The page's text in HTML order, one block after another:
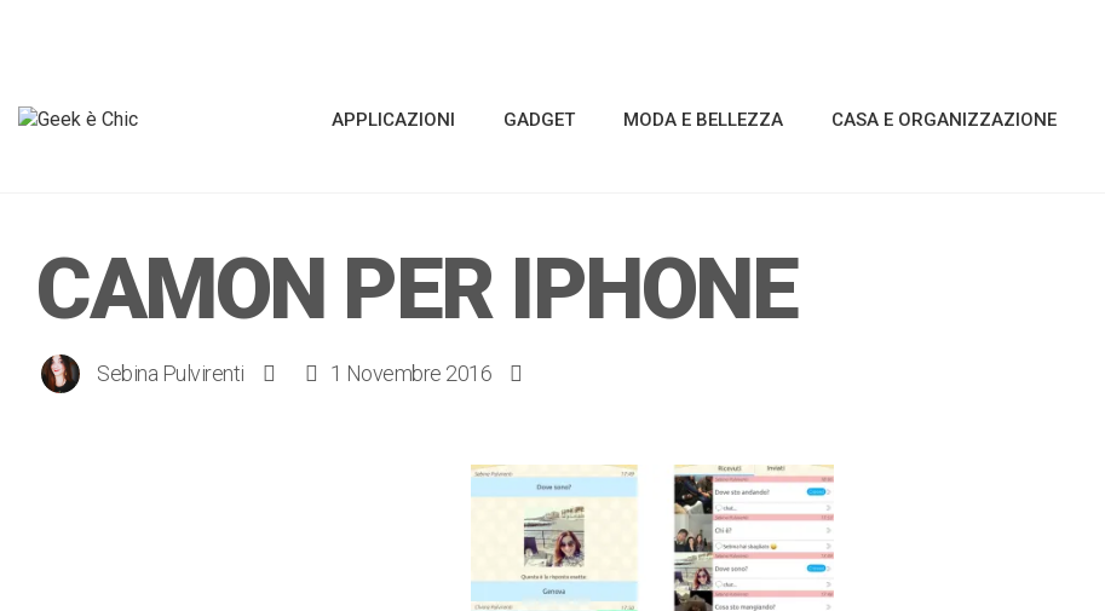
APPLICAZIONI GADGET MODA E BELLEZZA CASA E ORGANIZZAZIONE
CAMON PER IPHONE
Sebina Pulvirenti 1 Novembre 2016